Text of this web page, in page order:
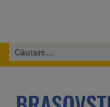
Caută
după: